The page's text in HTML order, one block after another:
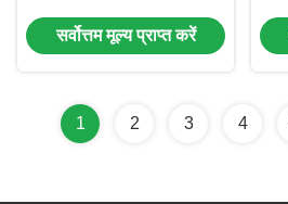
नॉनटॉक्सिक सिलिकॉन मोल्ड
सर्वोत्तम मूल्य प्राप्त करें
1 2 3 4